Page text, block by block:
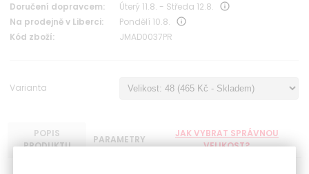
Doručení dopravcem:
Úterý 11.8. - Středa 12.8.
Na prodejně v Liberci:
Pondělí 10.8.
Kód zboží:
JMAD0037PR
Varianta
POPIS
PRODUKTU
PARAMETRY
JAK VYBRAT SPRÁVNOU
VELIKOST?